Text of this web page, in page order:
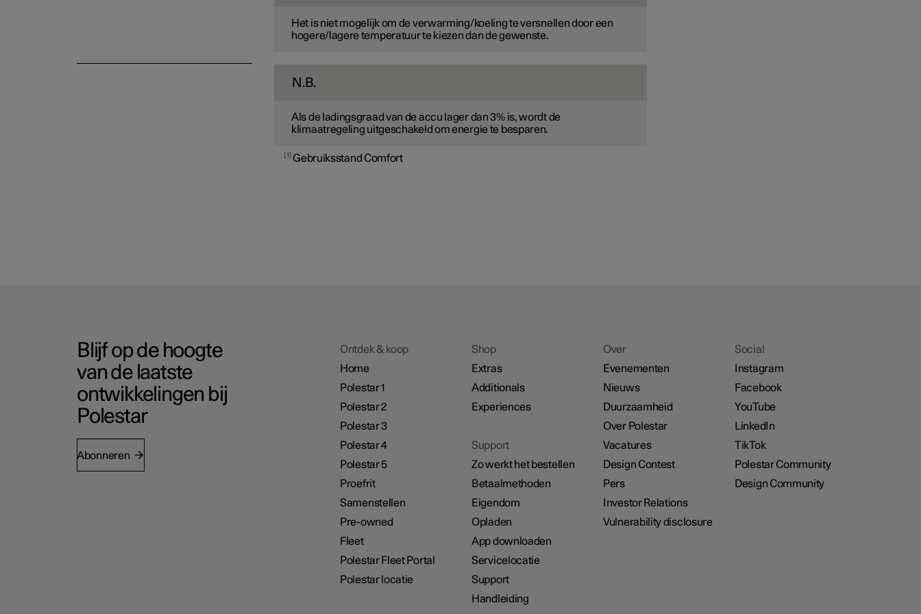
Het is niet mogelijk om de verwarming/koeling te versnellen door een
hogere/lagere temperatuur te kiezen dan de gewenste.
N.B.
Als de ladingsgraad van de accu lager dan 3% is, wordt de
klimaatregeling uitgeschakeld om energie te besparen.
1 Gebruiksstand Comfort
Blijf op de hoogte
van de laatste
ontwikkelingen bij
Polestar
Abonneren
Ontdek & koop
Home
Polestar 1
Polestar 2
Polestar 3
Polestar 4
Polestar 5
Proefrit
Samenstellen
Pre-owned
Fleet
Polestar Fleet Portal
Polestar locatie
Shop
Extras
Additionals
Experiences
Support
Zo werkt het bestellen
Betaalmethoden
Eigendom
Opladen
App downloaden
Servicelocatie
Support
Handleiding
Over
Evenementen
Nieuws
Duurzaamheid
Over Polestar
Vacatures
Design Contest
Pers
Investor Relations
Vulnerability disclosure
Social
Instagram
Facebook
YouTube
LinkedIn
TikTok
Polestar Community
Design Community